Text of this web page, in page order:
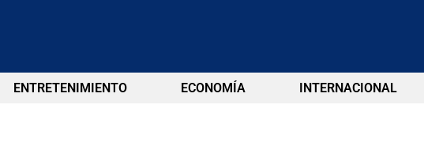
ENTRETENIMIENTO ECONOMÍA INTERNACIONAL